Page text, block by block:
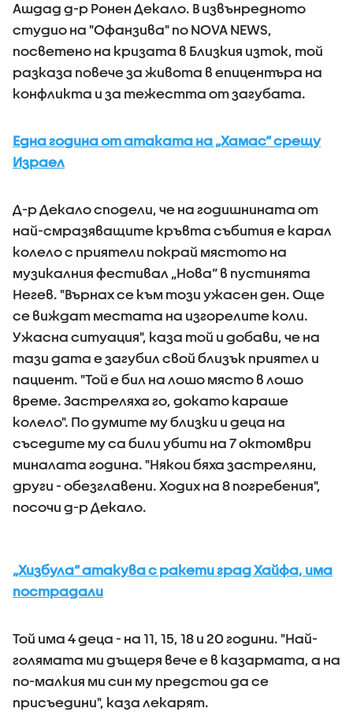
Ашдад д-р Ронен Декало. В извънредното
студио на "Офанзива" по NOVA NEWS,
посветено на кризата в Близкия изток, той
разказа повече за живота в епицентъра на
конфликта и за тежестта от загубата.
Една година от атаката на „Хамас“ срещу
Израел
Д-р Декало сподели, че на годишнината от
най-смразяващите кръвта събития е карал
колело с приятели покрай мястото на
музикалния фестивал „Нова“ в пустинята
Негев. "Върнах се към този ужасен ден. Още
се виждат местата на изгорелите коли.
Ужасна ситуация", каза той и добави, че на
тази дата е загубил свой близък приятел и
пациент. "Той е бил на лошо място в лошо
време. Застреляха го, докато караше
колело". По думите му близки и деца на
съседите му са били убити на 7 октомври
миналата година. "Някои бяха застреляни,
други - обезглавени. Ходих на 8 погребения",
посочи д-р Декало.
„Хизбула“ атакува с ракети град Хайфа, има
пострадали
Той има 4 деца - на 11, 15, 18 и 20 години. "Най-
голямата ми дъщеря вече е в казармата, а на
по-малкия ми син му предстои да се
присъедини", каза лекарят.